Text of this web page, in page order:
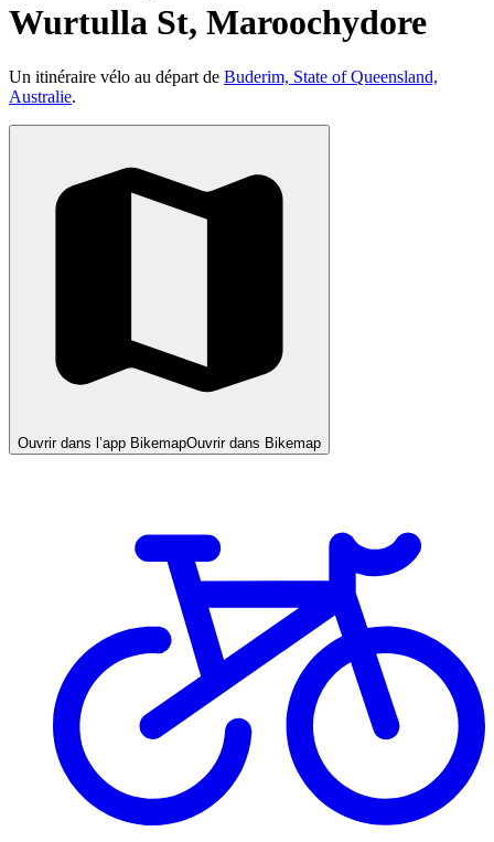
Wurtulla St, Maroochydore
Un itinéraire vélo au départ de Buderim, State of Queensland,
Australie.
Ouvrir dans l’app BikemapOuvrir dans Bikemap